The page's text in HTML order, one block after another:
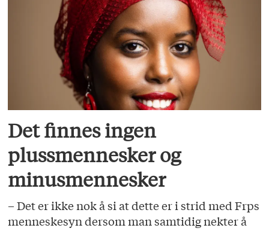
Det finnes ingen
plussmennesker og
minusmennesker
– Det er ikke nok å si at dette er i strid med Frps
menneskesyn dersom man samtidig nekter å